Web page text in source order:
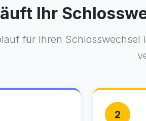
Ihr
für Ihren
2